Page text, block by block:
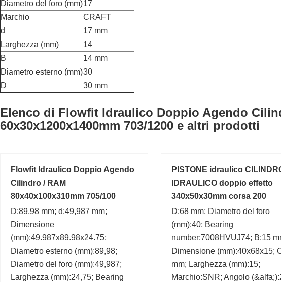
Diametro del foro (mm)17
Marchio
CRAFT
d
17 mm
Larghezza (mm)
14
B
14 mm
Diametro esterno (mm)30
D
30 mm
Elenco di Flowfit Idraulico Doppio Agendo
60x30x1200x1400mm 703/1200 e altri prodotti
Flowfit Idraulico Doppio Agendo
Cilindro / RAM
80x40x100x310mm 705/100
D:89,98 mm; d:49,987 mm;
Dimensione
(mm):49.987x89.98x24.75;
Diametro esterno (mm):89,98;
Diametro del foro (mm):49,987;
Larghezza (mm):24,75; Bearing
PISTONE idraulico
IDRAULICO doppio effetto
340x50x30mm corsa 200
D:68 mm; Diametro del foro
(mm):40; Bearing
number:7008HVUJ74; B:15
Dimensione (mm):40x68x15;
mm; Larghezza (mm):15;
Marchio:SNR; Angolo